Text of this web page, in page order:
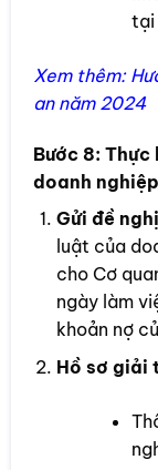
tại
Xem thêm:
an năm 2024
Bước 8: Thực
doanh
Gửi đề
luật của
cho Cơ
ngày làm
khoản nợ
Hồ sơ giải